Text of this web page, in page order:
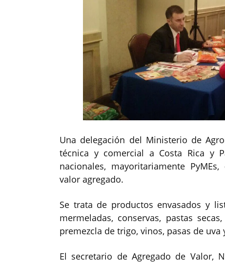
Una delegación del Ministerio de
técnica y comercial a Costa Rica y
nacionales, mayoritariamente
valor agregado.
Se trata de productos envasados y
mermeladas, conservas, pastas
premezcla de trigo, vinos, pasas de uva
El secretario de Agregado de Valor,